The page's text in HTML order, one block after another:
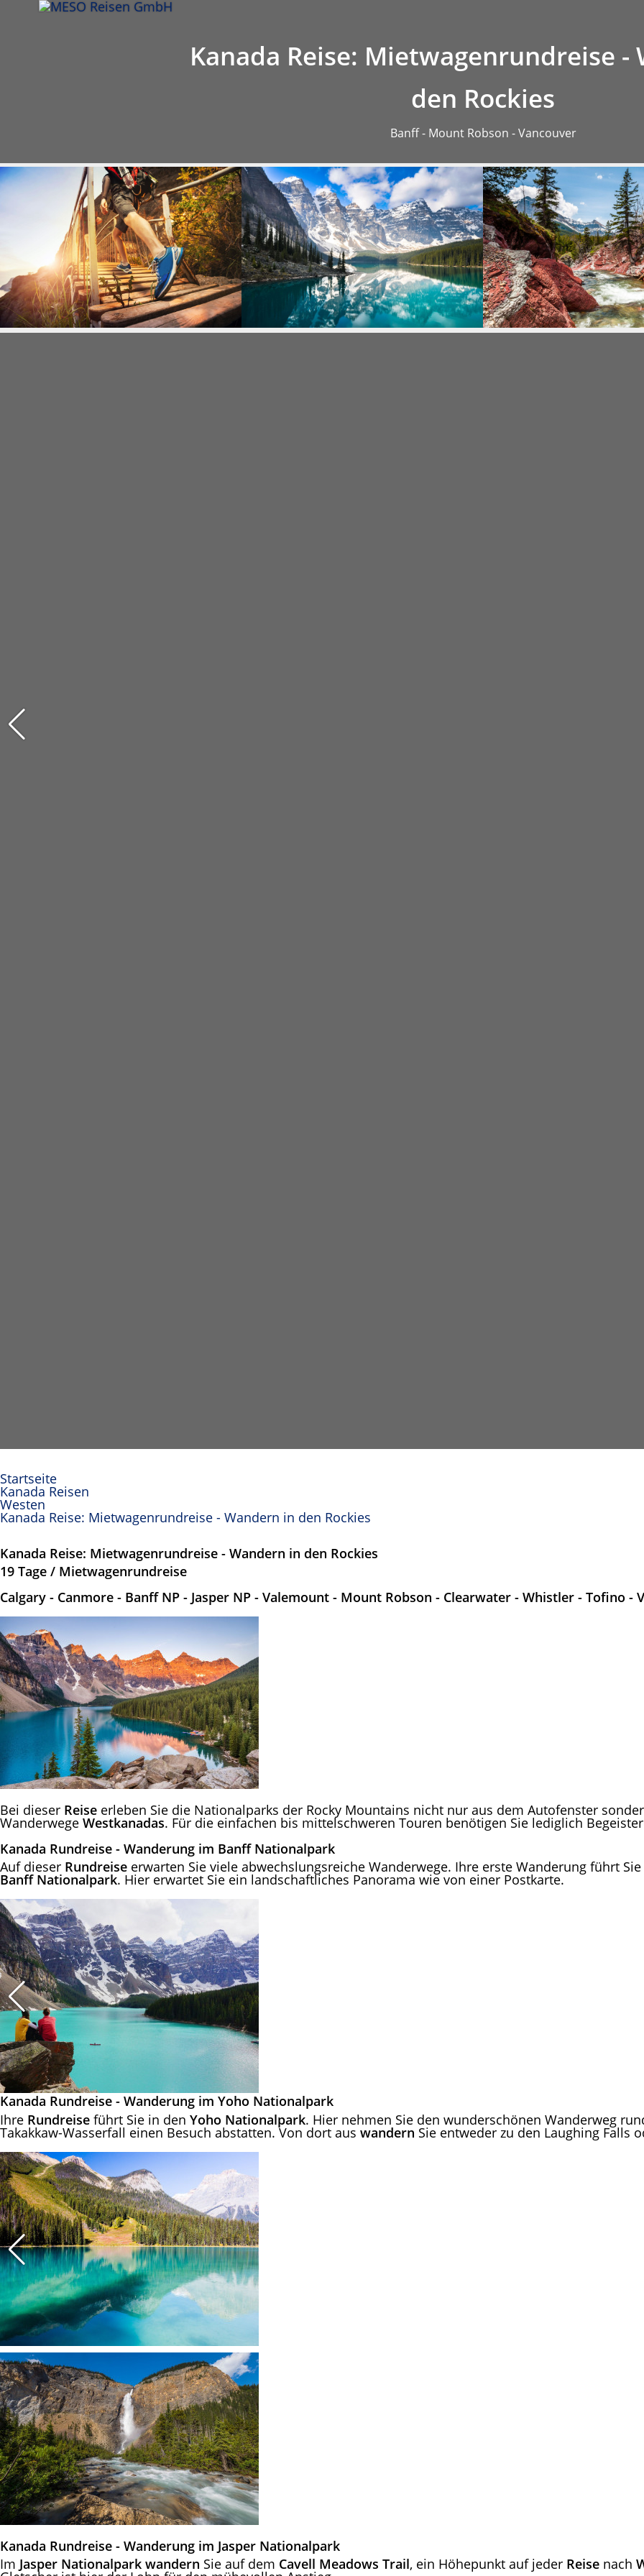
Kanada Reise: Mietwagenrundreise -
den Rockies
Banff - Mount Robson - Vancouver
Startseite
Kanada Reisen
Westen
Kanada Reise: Mietwagenrundreise - Wandern in den Rockies
Kanada Reise: Mietwagenrundreise - Wandern in den Rockies
19 Tage / Mietwagenrundreise
Calgary - Canmore - Banff NP - Jasper NP - Valemount - Mount Robson - Clearwater - Whistler - Tofino -
Bei dieser Reise erleben Sie die Nationalparks der Rocky Mountains nicht nur aus dem Autofenster
Wanderwege Westkanadas. Für die einfachen bis mittelschweren Touren benötigen Sie lediglich
Kanada Rundreise - Wanderung im Banff Nationalpark
Auf dieser Rundreise erwarten Sie viele abwechslungsreiche Wanderwege. Ihre erste Wanderung führt
Banff Nationalpark. Hier erwartet Sie ein landschaftliches Panorama wie von einer Postkarte.
Kanada Rundreise - Wanderung im Yoho Nationalpark
Ihre Rundreise führt Sie in den Yoho Nationalpark. Hier nehmen Sie den wunderschönen Wanderweg
Takakkaw-Wasserfall einen Besuch abstatten. Von dort aus wandern Sie entweder zu den Laughing Falls
Kanada Rundreise - Wanderung im Jasper Nationalpark
Im Jasper Nationalpark wandern Sie auf dem Cavell Meadows Trail, ein Höhepunkt auf jeder Reise nach